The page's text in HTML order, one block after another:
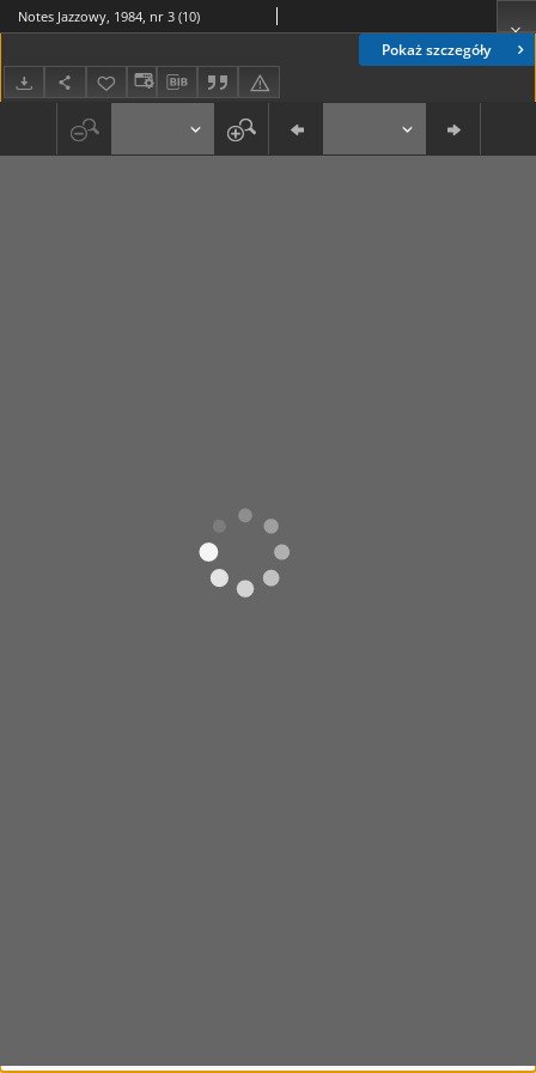
Pokaż szczegóły
Notes Jazzowy, 1984, nr 3 (10)